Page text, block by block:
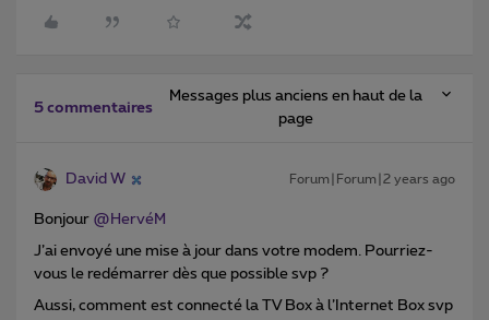
5 commentaires
Messages plus anciens en haut de la
page
David W Forum|Forum|2 years ago
Bonjour @HervéM
J’ai envoyé une mise à jour dans votre modem. Pourriez-
vous le redémarrer dès que possible svp ?
Aussi, comment est connecté la TV Box à l’Internet Box svp